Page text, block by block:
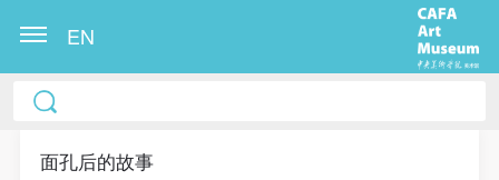
EN
面孔后的故事
中央美术学院美术馆出版授权协议书
称“CAFAM”），愿意将本人参与中央美术学院美术馆
中央美术学院美术馆出版授权协议书
称“CAFAM”），愿意将本人参与中央美术学院美术馆
中央美术学院美术馆出版授权协议书
称“CAFAM”），愿意将本人参与中央美术学院美术馆